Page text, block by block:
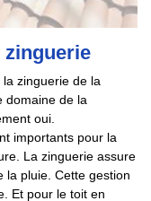
zinguerie
zinguerie de la
domaine de la
oui.
importants pour la
La zinguerie assure
la pluie. Cette gestion
Et pour le toit en